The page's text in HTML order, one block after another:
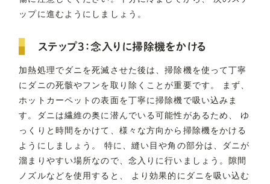
ップに進むようにしましょう。
ステップ3：念入りに掃除機をかける
加熱処理でダニを死滅させた後は、掃除機を使って丁寧
にダニの死骸やフンを取り除くことが重要です。 まず、
ホットカーペットの表面を丁寧に掃除機で吸い込みま
す。ダニは繊維の奥に潜んでいる可能性があるため、 ゆ
っくりと時間をかけて、様々な方向から掃除機をかける
ようにしましょう。 特に、縫い目や角の部分は、ダニが
溜まりやすい場所なので、念入りに行いましょう。隙間
ノズルなどを使用すると、 より効果的にダニを吸い込む